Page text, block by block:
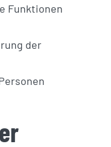
Funktionen
der